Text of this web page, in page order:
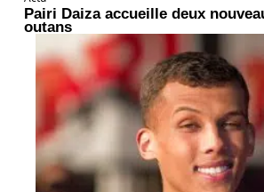
Pairi Daiza accueille deux
outans